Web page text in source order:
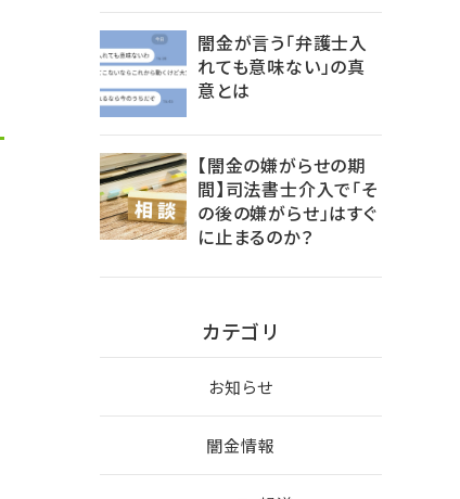
闇金が言う「弁護士入
れても意味ない」の真
意とは
【闇金の嫌がらせの期
間】司法書士介入で「そ
の後の嫌がらせ」はすぐ
に止まるのか？
カテゴリ
お知らせ
闇金情報